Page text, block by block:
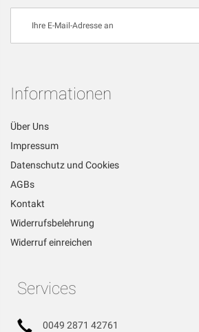
sich
an:
Informationen
Über Uns
Impressum
Datenschutz und Cookies
AGBs
Kontakt
Widerrufsbelehrung
Widerruf einreichen
Services
0049 2871 42761